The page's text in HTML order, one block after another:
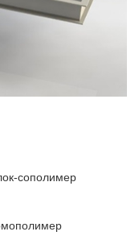
сополимер